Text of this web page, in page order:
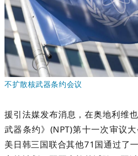
不扩散核武器条约会议
援引法媒发布消息，在奥地利维
武器条约》(NPT)第十一次审议
美日韩三国联合其他71国通过了